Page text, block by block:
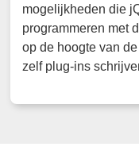
mogelijkheden die
programmeren met
op de hoogte van
zelf plug-ins